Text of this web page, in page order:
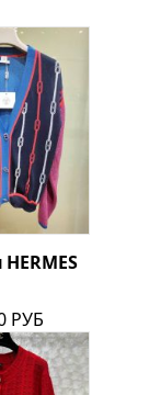
HERMES
РУБ